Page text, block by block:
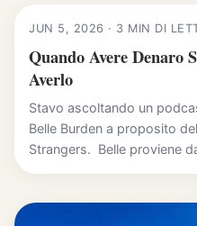
JUN 5, 2026 · 3 MIN DI
Quando Avere Denaro
Averlo
Stavo ascoltando un
Belle Burden a proposito
Strangers. Belle proviene